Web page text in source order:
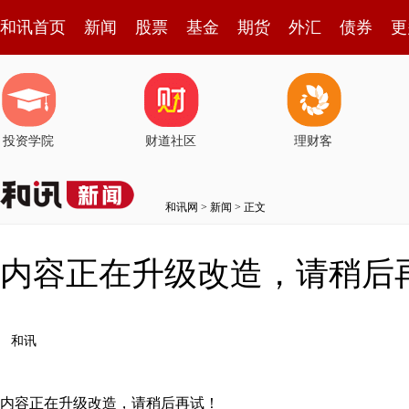
和讯首页 新闻 股票 基金 期货 外汇 债券
投资学院 财道社区 理财客
和讯网 > 新闻 > 正文
内容正在升级改造，请稍后
和讯
内容正在升级改造，请稍后再试！